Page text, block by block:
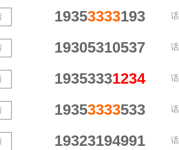
19353333193
19305310537
19353331234
19353333533
19323194991